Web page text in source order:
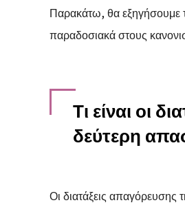
Παρακάτω, θα εξηγήσουμε
παραδοσιακά στους
Τι είναι οι
δεύτερη
Οι διατάξεις